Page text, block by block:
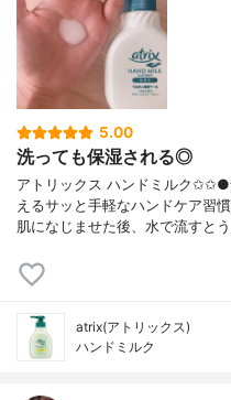
5.00
洗っても保湿される◎
アトリックス ハンドミルク✩✩●
えるサッと手軽なハンドケア習
肌になじませた後、水で流すと
atrix(アトリックス)
ハンドミルク